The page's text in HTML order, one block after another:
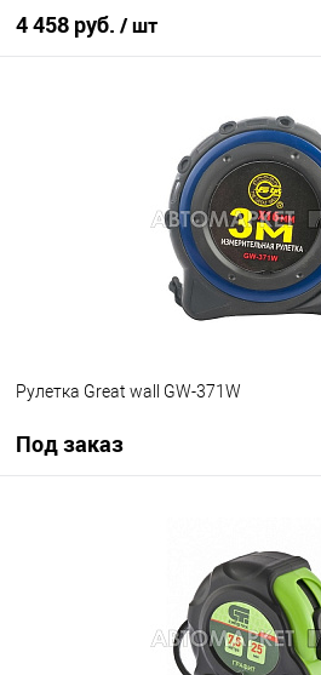
4 458 руб. / шт
Рулетка Great wall GW-371W
Под заказ